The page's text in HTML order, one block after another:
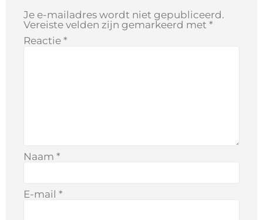
Je e-mailadres wordt niet gepubliceerd.
Vereiste velden zijn gemarkeerd met *
Reactie *
Naam *
E-mail *